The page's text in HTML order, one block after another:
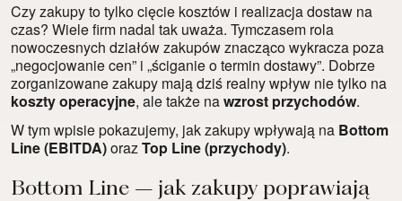
Czy zakupy to tylko cięcie kosztów i realizacja dostaw na
czas? Wiele firm nadal tak uważa. Tymczasem rola
nowoczesnych działów zakupów znacząco wykracza poza
„negocjowanie cen” i „ściganie o termin dostawy”. Dobrze
zorganizowane zakupy mają dziś realny wpływ nie tylko na
koszty operacyjne, ale także nawzrost przychodów.
W tym wpisie pokazujemy, jak zakupy wpływają na Bottom
Line (EBITDA)orazTop Line (przychody).
Bottom Line – jak zakupy poprawiają